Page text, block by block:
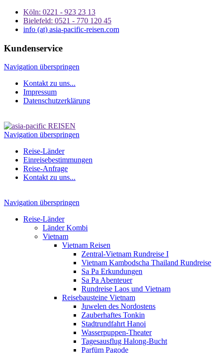
Köln: 0221 - 923 23 13
Bielefeld: 0521 - 770 120 45
info (at) asia-pacific-reisen.com
Kundenservice
Navigation überspringen
Kontakt zu uns...
Impressum
Datenschutzerklärung
Navigation überspringen
Reise-Länder
Einreisebestimmungen
Reise-Anfrage
Kontakt zu uns...
Navigation überspringen
Reise-Länder
Länder Kombi
Vietnam
Vietnam Reisen
Zentral-Vietnam Rundreise I
Vietnam Kambodscha Thailand Rundreise
Sa Pa Erkundungen
Sa Pa Abenteuer
Rundreise Laos und Vietnam
Reisebausteine Vietnam
Juwelen des Nordostens
Zauberhaftes Tonkin
Stadtrundfahrt Hanoi
Wasserpuppen-Theater
Tagesausflug Halong-Bucht
Parfüm Pagode